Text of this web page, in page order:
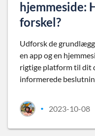
hjemmeside:
forskel?
Udforsk de
en app og en
rigtige platform til dit
informerede
• 2023-10-08